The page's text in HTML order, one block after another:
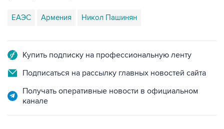
ЕАЭС Армения Никол Пашинян
Купить подписку на профессиональную ленту
Подписаться на рассылку главных новостей сайта
Получать оперативные новости в официальном
канале